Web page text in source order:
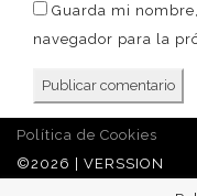
Guarda mi
navegador para la
Política de Cookies
©2026 | VERSSION